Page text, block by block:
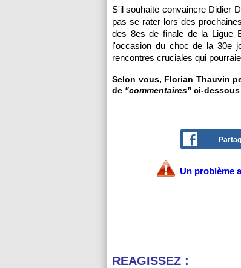
S'il souhaite convaincre Didier
pas se rater lors des
des 8es de finale de la Ligue
l'occasion du choc de la 30e
rencontres cruciales qui
Selon vous, Florian Thauvin
de "commentaires" ci-dessous
Un problème
REAGISSEZ :